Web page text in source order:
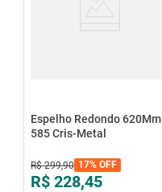
Espelho Redondo 620Mm
585 Cris-Metal
R$ 299,90 17%OFF
R$ 228,45